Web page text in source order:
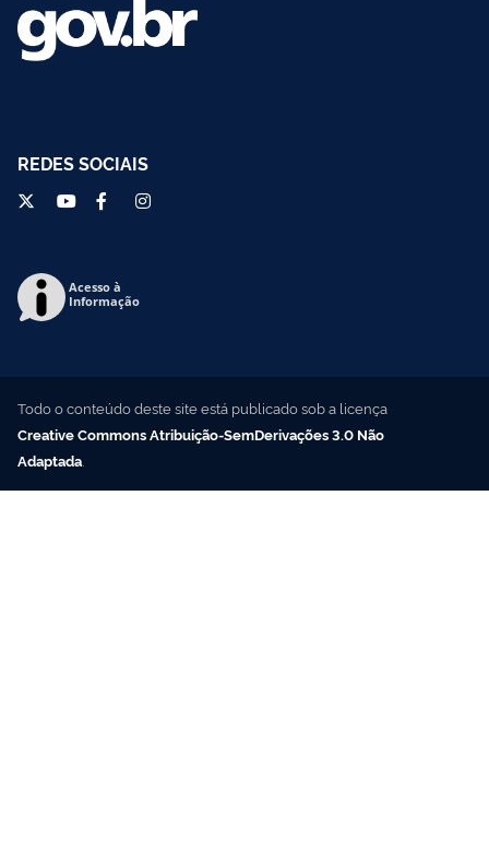
REDES SOCIAIS
Acesso à
Informação
Todo o conteúdo deste site está publicado sob a licença
Creative Commons Atribuição-SemDerivações 3.0 Não
Adaptada